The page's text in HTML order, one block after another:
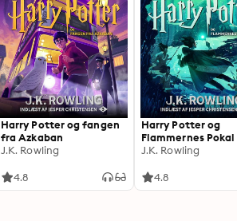
Harry Potter og fangen
fra Azkaban
J.K. Rowling
4.8
Harry Potter og
Flammernes Pokal
J.K. Rowling
4.8